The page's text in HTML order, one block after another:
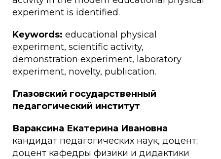
experiment is identified.
Keywords: educational physical
experiment, scientific activity,
demonstration experiment, laboratory
experiment, novelty, publication.
Глазовский государственный
педагогический институт
Вараксина Екатерина Ивановна
кандидат педагогических наук, доцент;
доцент кафедры физики и дидактики